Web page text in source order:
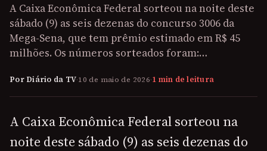
A Caixa Econômica Federal sorteou na noite deste
sábado (9) as seis dezenas do concurso 3006 da
Mega-Sena, que tem prêmio estimado em R$ 45
milhões. Os números sorteados foram:…
Por Diário da TV·10 de maio de 2026·1 min de leitura
A Caixa Econômica Federal sorteou na
noite deste sábado (9) as seis dezenas do